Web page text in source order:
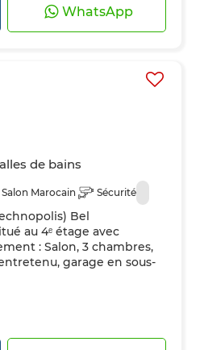
WhatsApp
de bains
Salon Marocain Sécurité
Bel
au 4ᵉ étage avec
: Salon, 3 chambres,
garage en sous-